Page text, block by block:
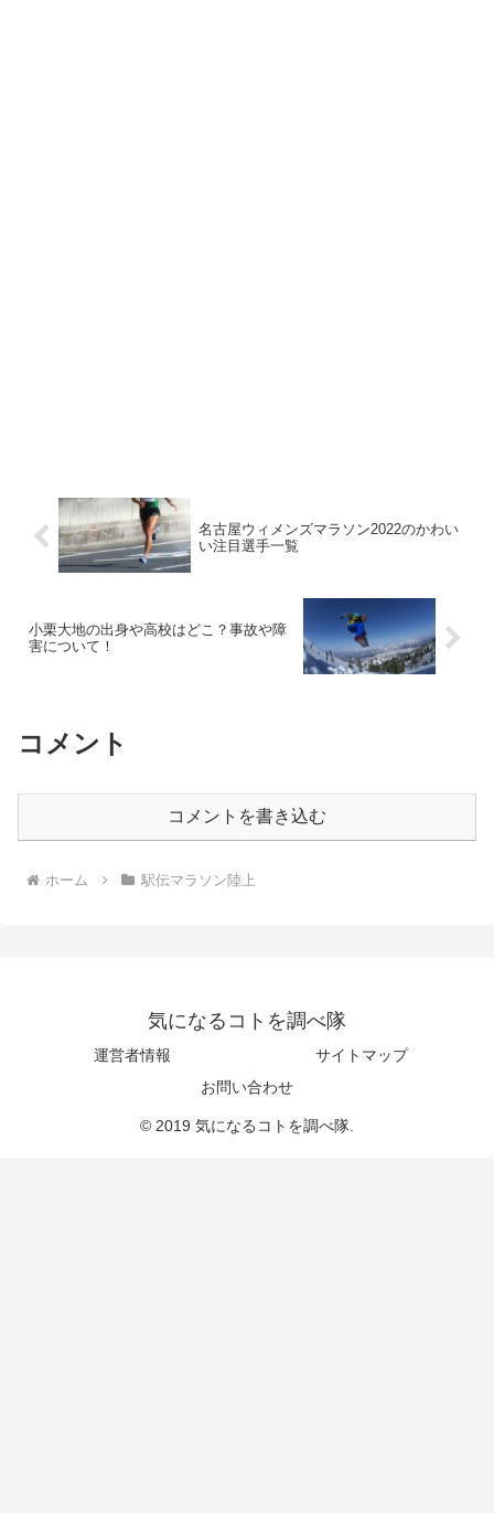
名古屋ウィメンズマラソン2022のかわい
い注目選手一覧
小栗大地の出身や高校はどこ？事故や障
害について！
コメント
コメントを書き込む
ホーム 駅伝マラソン陸上
気になるコトを調べ隊
運営者情報
サイトマップ
お問い合わせ
© 2019 気になるコトを調べ隊.